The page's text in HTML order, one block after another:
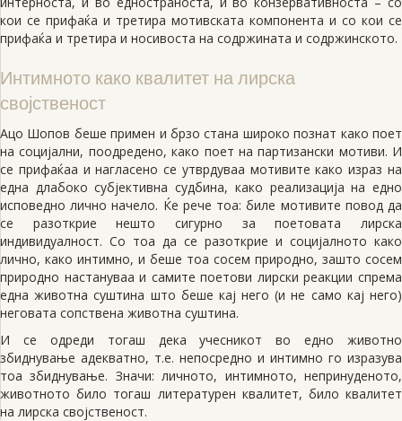
кои се прифаќа и третира мотивската компонента и со кои се
прифаќа и третира и носивоста на содржината и содржинското.
Интимното како квалитет на лирска
својственост
Ацо Шопов беше примен и брзо стана широко познат како поет
на социјални, поодредено, како поет на партизански мотиви. И
се прифаќаа и нагласено се утврдуваа мотивите како израз на
една длабоко субјективна судбина, како реализација на едно
исповедно лично начело. Ќе рече тоа: биле мотивите повод да
се разоткрие нешто сигурно за поетовата лирска
индивидуалност. Со тоа да се разоткрие и социјалното како
лично, како интимно, и беше тоа сосем природно, зашто сосем
природно настануваа и самите поетови лирски реакции спрема
една животна суштина што беше кај него (и не само кај него)
неговата сопствена животна суштина.
И се одреди тогаш дека учесникот во едно животно
збиднување адекватно, т.е. непосредно и интимно го изразува
тоа збиднување. Значи: личното, интимното, непринуденото,
животното било тогаш литературен квалитет, било квалитет
на лирска својственост.